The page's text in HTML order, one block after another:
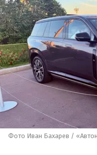
Фото Иван Бахарев /